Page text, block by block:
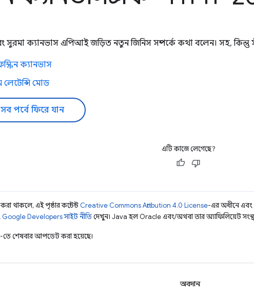
সুরমা ক্যানভাস এপিআই জড়িত নতুন জিনিস সম্পর্কে কথা বলেন। সহ, কিন্তু
ক্যানভাস
মোড
সব পর্বে ফিরে যান
এটি কাজে লেগেছে?
থাকলে, এই পৃষ্ঠার কন্টেন্ট Creative Commons Attribution 4.0 License-এর অধীনে
Google Developers সাইট নীতিদেখুন। Java হল Oracle এবং/অথবা তার অ্যাফিলিয়েট সংস্থার
শেষবার আপডেট করা হয়েছে।
অবদান